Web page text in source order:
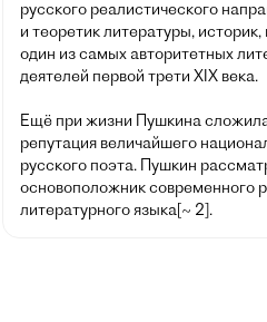
русского реалистического
и теоретик литературы, историк,
один из самых авторитетных
деятелей первой трети XIX века.
Ещё при жизни Пушкина
репутация величайшего
русского поэта. Пушкин
основоположник современного
литературного языка[~ 2].